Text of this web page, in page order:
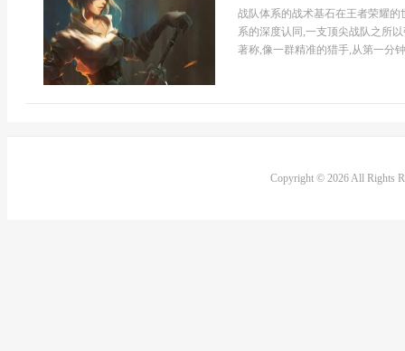
战队体系的战术基石在王者荣耀
系的深度认同,一支顶尖战队之所
著称,像一群精准的猎手,从第一分
Copyright © 2026 All Rights